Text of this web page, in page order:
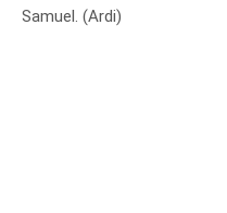
Samuel. (Ardi)